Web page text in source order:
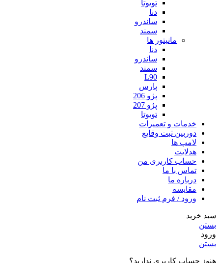
تویوتا
دنا
ساندرو
سمند
مانیتور ها
دنا
ساندرو
سمند
L90
پارس
پژو 206
پژو 207
تویوتا
خدمات و تعمیرات
دوربین ثبت وقایع
لامپ ها
هدلایت
حساب کاربری من
تماس با ما
درباره ما
مقایسه
ورود / فرم ثبت نام
سبد خرید
بستن
ورود
بستن
هنوز حساب کاربری ندارید؟